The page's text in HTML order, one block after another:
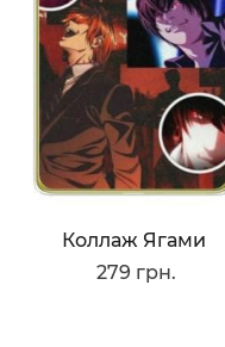
Коллаж Ягами
279 грн.